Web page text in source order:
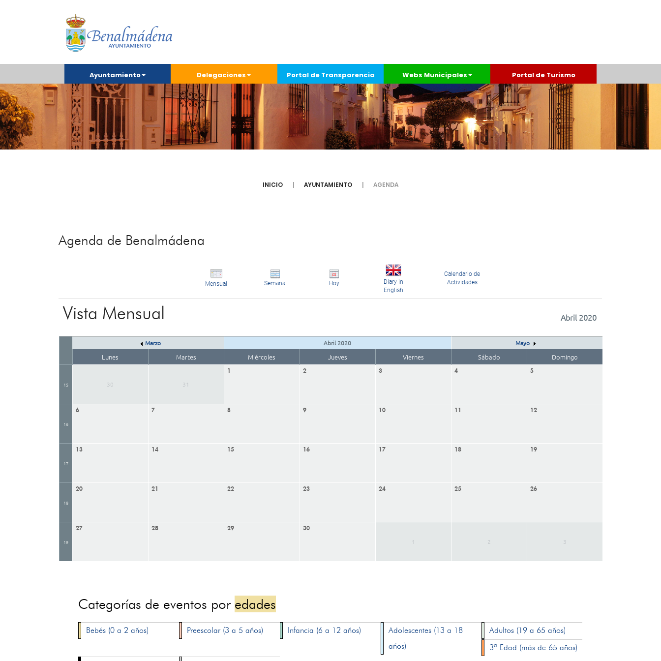
Ayuntamiento Delegaciones Portal de Transparencia Webs Municipales Portal de Turismo
INICIO AYUNTAMIENTO AGENDA
Agenda de Benalmádena
Mensual Semanal Hoy
Diary in
English
Calendario de
Actividades
Vista Mensual Abril 2020
Marzo Abril 2020 Mayo
Lunes Martes Miércoles Jueves Viernes Sábado Domingo
15 30 31
1 2 3 4 5
16
6 7 8 9 10 11 12
17
13 14 15 16 17 18 19
18
20 21 22 23 24 25 26
19
27 28 29 30
1 2 3
Categorías de eventos por edades
Bebés (0 a 2 años) Preescolar (3 a 5 años) Infancia (6 a 12 años)
Adolescentes (13 a 18
años)
Adultos (19 a 65 años)
3ª Edad (más de 65 años)